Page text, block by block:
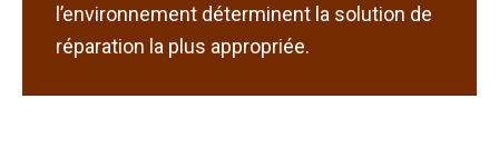
l’environnement déterminent la solution de
réparation la plus appropriée.